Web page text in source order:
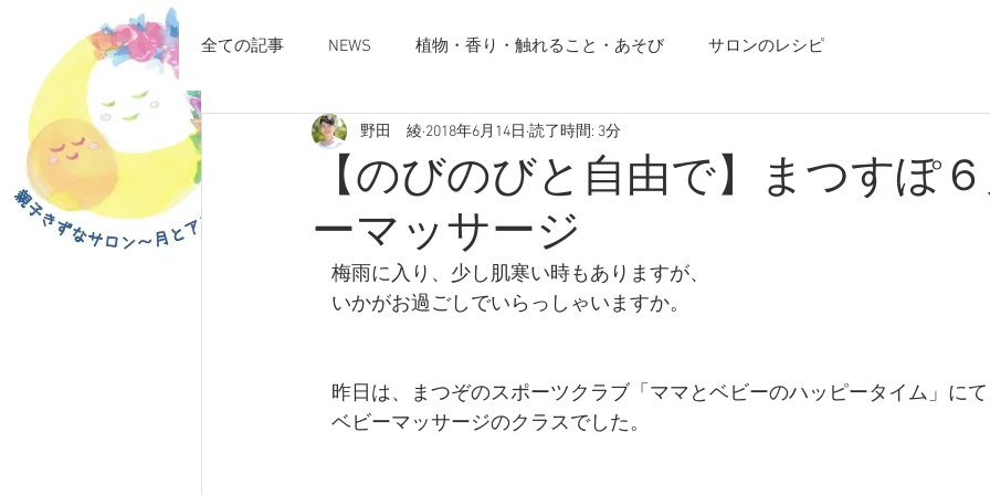
全ての記事 NEWS 植物・香り・触れること・あそび サロンのレシピ
【のびのびと自由で】まつすぽ
ーマッサージ
野田 綾 2018年6月14日 読了時間: 3分
梅雨に入り、少し肌寒い時もありますが、
いかがお過ごしでいらっしゃいますか。
昨日は、まつぞのスポーツクラブ「ママとベビーのハッピータイム」にて
ベビーマッサージのクラスでした。